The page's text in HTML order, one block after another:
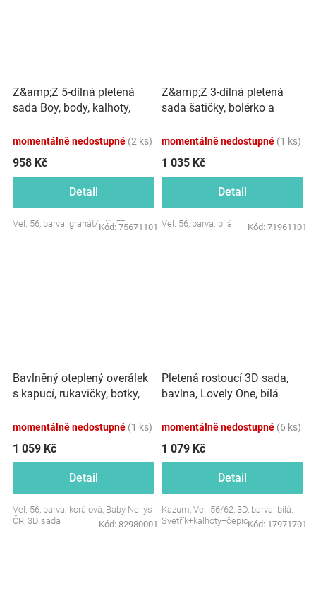
Z&amp;Z 5-dílná pletená
sada Boy, body, kalhoty,
granát
momentálně nedostupné (2 ks)
958 Kč
Detail
Vel. 56, barva: granát/bílá, 5D
Kód: 75671101
Z&amp;Z 3-dílná pletená
sada šatičky, bolérko a
momentálně nedostupné (1 ks)
1 035 Kč
Detail
Vel. 56, barva: bílá Kód: 71961101
Bavlněný oteplený overálek
s kapucí, rukavičky, botky,
momentálně nedostupné (1 ks)
1 059 Kč
Detail
Vel. 56, barva: korálová, Baby Nellys
ČR, 3D sada
Kód: 82980001
Pletená rostoucí 3D sada,
bavlna, Lovely One, bílá
momentálně nedostupné (6 ks)
1 079 Kč
Detail
Kazum, Vel. 56/62, 3D, barva: bílá.
Svetřík+kalhoty+čepice.Kód: 17971701